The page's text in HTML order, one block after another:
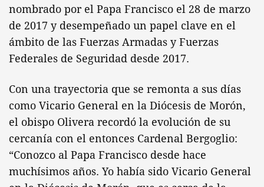
nombrado por el Papa Francisco el 28 de marzo
de 2017 y desempeñado un papel clave en el
ámbito de las Fuerzas Armadas y Fuerzas
Federales de Seguridad desde 2017.
Con una trayectoria que se remonta a sus días
como Vicario General en la Diócesis de Morón,
el obispo Olivera recordó la evolución de su
cercanía con el entonces Cardenal Bergoglio:
“Conozco al Papa Francisco desde hace
muchísimos años. Yo había sido Vicario General